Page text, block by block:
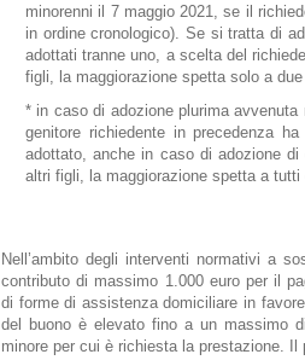
minorenni il 7 maggio 2021, se il
in ordine cronologico). Se si tratta di
adottati tranne uno, a scelta del
figli, la maggiorazione spetta solo a
* in caso di adozione plurima
genitore richiedente in precedenza
adottato, anche in caso di adozione
altri figli, la maggiorazione spetta a
Nell’ambito degli interventi normativi a
contributo di massimo 1.000 europer il
di forme di assistenza domiciliare in
del buono è elevato fino a un massimo
minore per cui è richiesta la prestazione. Il